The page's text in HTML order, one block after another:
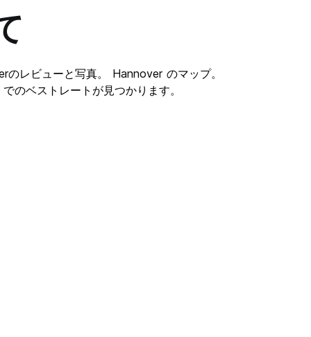
レビューと写真。 Hannover のマップ。
ベストレートが見つかります。